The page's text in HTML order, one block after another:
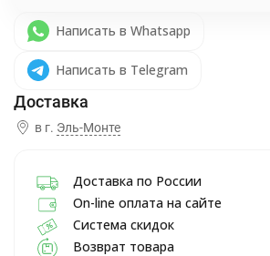
Написать в Whatsapp
Написать в Telegram
в г. Эль-Монте
Доставка по России
On-line оплата на сайте
Система скидок
Возврат товара